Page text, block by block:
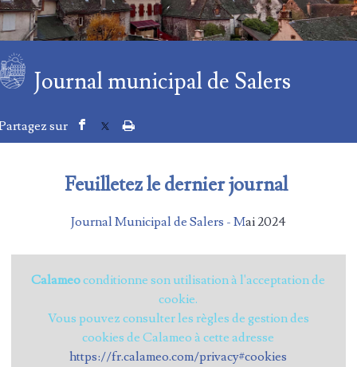
Journal municipal de Salers
Feuilletez le dernier journal
Journal Municipal de Salers - Mai 2024
Calameoconditionne son utilisation à l'acceptation de
cookie.
Vous pouvez consulter les règles de gestion des
cookies de Calameo à cette adresse
https://fr.calameo.com/privacy#cookies